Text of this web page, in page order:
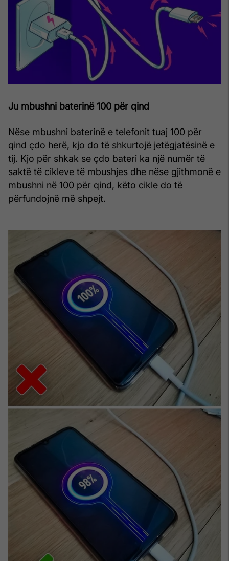
Ju mbushni baterinë 100 për qind
Nëse mbushni baterinë e telefonit tuaj 100 për
qind çdo herë, kjo do të shkurtojë jetëgjatësinë e
tij. Kjo për shkak se çdo bateri ka një numër të
saktë të cikleve të mbushjes dhe nëse gjithmonë e
mbushni në 100 për qind, këto cikle do të
përfundojnë më shpejt.